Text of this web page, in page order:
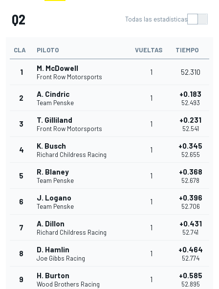
Q2 Todas las estadísticas
CLA PILOTO VUELTAS TIEMPO
1 M. McDowell
Front Row Motorsports
1 52.310
2 A. Cindric
Team Penske
1 +0.183
52.493
3 T. Gilliland
Front Row Motorsports
1 +0.231
52.541
4 K. Busch
Richard Childress Racing
1 +0.345
52.655
5 R. Blaney
Team Penske
1 +0.368
52.678
6 J. Logano
Team Penske
1 +0.396
52.706
7 A. Dillon
Richard Childress Racing
1 +0.431
52.741
8 D. Hamlin
Joe Gibbs Racing
1 +0.464
52.774
9 H. Burton
Wood Brothers Racing
1 +0.585
52.895